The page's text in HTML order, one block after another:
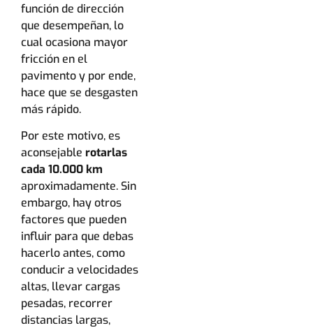
función de dirección
que desempeñan, lo
cual ocasiona mayor
fricción en el
pavimento y por ende,
hace que se desgasten
más rápido.
Por este motivo, es
aconsejable rotarlas
cada 10.000 km
aproximadamente. Sin
embargo, hay otros
factores que pueden
influir para que debas
hacerlo antes, como
conducir a velocidades
altas, llevar cargas
pesadas, recorrer
distancias largas,